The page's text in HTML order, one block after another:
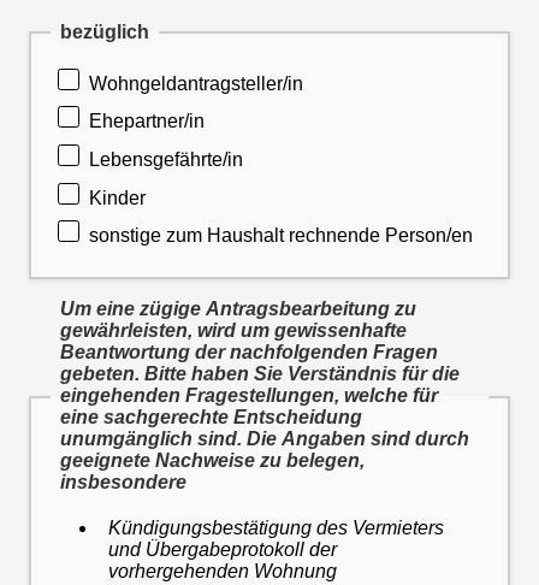
bezüglich
Wohngeldantragsteller/in
Ehepartner/in
Lebensgefährte/in
Kinder
sonstige zum Haushalt rechnende Person/en
Um eine zügige Antragsbearbeitung zu
gewährleisten, wird um gewissenhafte
Beantwortung der nachfolgenden Fragen
gebeten. Bitte haben Sie Verständnis für die
eingehenden Fragestellungen, welche für
eine sachgerechte Entscheidung
unumgänglich sind. Die Angaben sind durch
geeignete Nachweise zu belegen,
insbesondere
Kündigungsbestätigung des Vermieters
und Übergabeprotokoll der
vorhergehenden Wohnung